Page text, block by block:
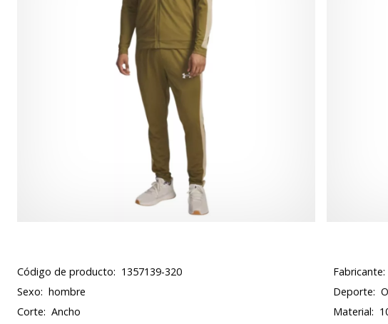
Código de producto: 1357139-320 Fabricante:
Sexo: hombre Deporte:
Corte: Ancho Material: